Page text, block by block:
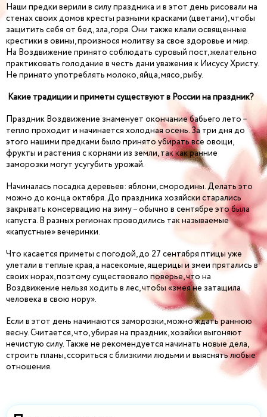
Наши предки верили в силу праздника и в этот день рисовали на
стенах своих домов кресты разными красками (цветами), чтобы
защитить себя от бед, зла, горя. Они также клали освященные
крестики в овины, произнося молитву за свое здоровье и мир.
На Воздвижение принято соблюдать суровый пост, желательно
практиковать голодание в честь дани уважения к Иисусу Христу.
Не принято употреблять молоко, яйца, мясо, рыбу.
Какие традиции и приметы существуют в России на праздник?
Праздник Воздвижение знаменует окончание бабьего лето –
тепло проходит и начинается холодная осень. За три дня до
этого нашими предками было принято убирать все овощи,
фрукты и растения с корнями из земли, так как ранние
заморозки могут усугубить урожай.
Начиналась посадка деревьев: яблони, смородины. Делать это
можно до конца октября. До праздника хозяйски старались
закрывать консервацию на зиму – обычно в сентябре это была
капуста. В разных регионах проводились так называемые
«капустные» вечеринки.
Что касается приметы с погодой, до 27 сентября птицы уже
улетали в теплые края, а насекомые, ящерицы и змеи прятались в
своих норах, поэтому существовало поверье, что на
Воздвижение нельзя ходить в лес, чтобы «змея не затащила
человека в свою нору».
Если в этот день начинаются заморозки, можно ждать раннюю
весну. Считается, что, убирая на праздник, хозяйки выгоняют
нечистую силу. Также не рекомендуется начинать новые дела,
строить планы, ссориться с близкими людьми и выяснять любые
отношения.